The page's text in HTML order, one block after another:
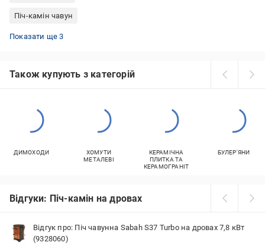
Піч-камін чавун
Піч-камін для дому
Піч-камін Туреччина
Піч-камін на дровах
Показати ще 3
Також купують з категорій
ДИМОХОДИ
ХОМУТИ
МЕТАЛЕВІ
КЕРАМІЧНА
ПЛИТКА ТА
КЕРАМОГРАНІТ
БУЛЕР'ЯНИ
Відгуки: Піч-камін на дровах
Відгук про: Піч чавунна Sabah S37 Turbo на дровах 7,8 кВт
(9328060)